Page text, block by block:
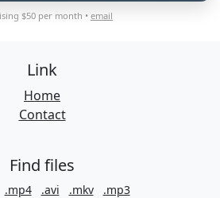
$50 per month • email
Link
Home
Contact
Find files
.mp4 .avi .mkv
.mp3